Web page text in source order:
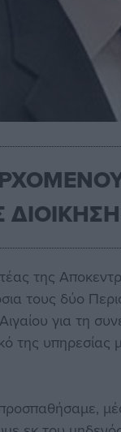
της
τους δύο
για τη
της υπηρεσίας